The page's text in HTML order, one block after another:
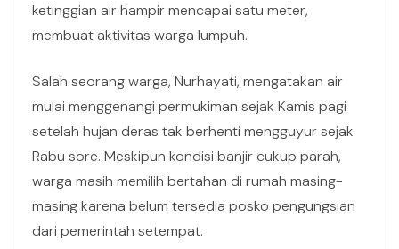
ketinggian air hampir mencapai satu meter,
membuat aktivitas warga lumpuh.
Salah seorang warga, Nurhayati, mengatakan air
mulai menggenangi permukiman sejak Kamis pagi
setelah hujan deras tak berhenti mengguyur sejak
Rabu sore. Meskipun kondisi banjir cukup parah,
warga masih memilih bertahan di rumah masing-
masing karena belum tersedia posko pengungsian
dari pemerintah setempat.